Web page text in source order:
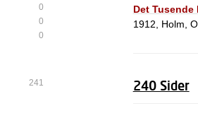
0
0
0
241
Det
1912, Holm,
240 Sider